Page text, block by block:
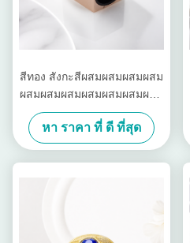
สีทอง สังกะสีผสมผสมผสมผสม
ผสมผสมผสมผสมผสมผสมผสม
ผสมผสมผสมผสมผสมผสมผสม
ผสมผสมผสมผสมผสมผสมผสม
ผสมผสมผสมผสมผสมผสมผสม
ผสมผสมผสมผสมผสมผสมผสม
หา ราคา ที่ ดี ที่สุด